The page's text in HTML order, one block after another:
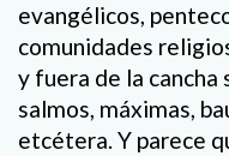
evangélicos,
comunidades
y fuera de la
salmos, máximas,
etcétera. Y parece